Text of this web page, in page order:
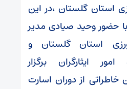
استان گلستان ،در این
حضور وحید صیادی مدیر
استان گلستان و
ایثارگران برگزار
خاطراتی از دوران اسارت